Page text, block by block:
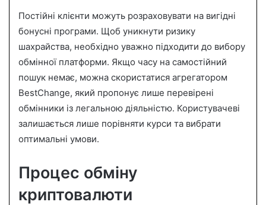
Постійні клієнти можуть розраховувати на вигідні
бонусні програми. Щоб уникнути ризику
шахрайства, необхідно уважно підходити до вибору
обмінної платформи. Якщо часу на самостійний
пошук немає, можна скористатися агрегатором
BestChange, який пропонує лише перевірені
обмінники із легальною діяльністю. Користувачеві
залишається лише порівняти курси та вибрати
оптимальні умови.
Процес обміну
криптовалюти